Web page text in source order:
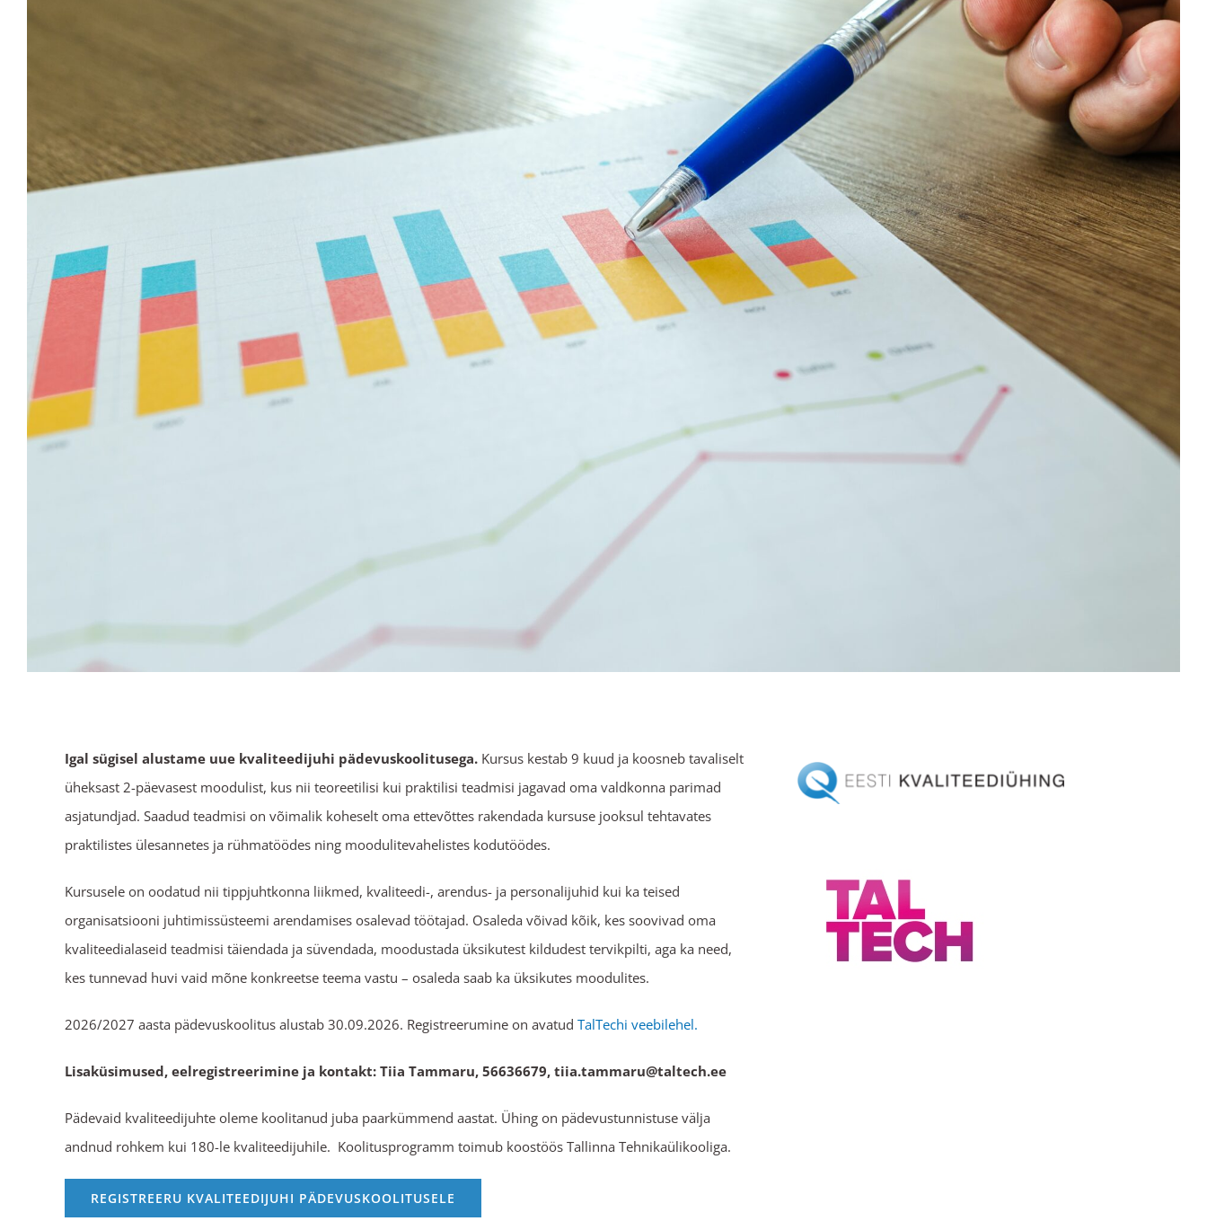
Igal sügisel alustame uue kvaliteedijuhi pädevuskoolitusega. Kursus kestab 9 kuud ja koosneb tavaliselt
üheksast 2-päevasest moodulist, kus nii teoreetilisi kui praktilisi teadmisi jagavad oma valdkonna parimad
asjatundjad. Saadud teadmisi on võimalik koheselt oma ettevõttes rakendada kursuse jooksul tehtavates
praktilistes ülesannetes ja rühmatöödes ning moodulitevahelistes kodutöödes.
Kursusele on oodatud nii tippjuhtkonna liikmed, kvaliteedi-, arendus- ja personalijuhid kui ka teised
organisatsiooni juhtimissüsteemi arendamises osalevad töötajad. Osaleda võivad kõik, kes soovivad oma
kvaliteedialaseid teadmisi täiendada ja süvendada, moodustada üksikutest kildudest tervikpilti, aga ka need,
kes tunnevad huvi vaid mõne konkreetse teema vastu – osaleda saab ka üksikutes moodulites.
2026/2027 aasta pädevuskoolitus alustab 30.09.2026. Registreerumine on avatud TalTechi veebilehel.
Lisaküsimused, eelregistreerimine ja kontakt: Tiia Tammaru, 56636679, tiia.tammaru@taltech.ee
Pädevaid kvaliteedijuhte oleme koolitanud juba paarkümmend aastat. Ühing on pädevustunnistuse välja
andnud rohkem kui 180-le kvaliteedijuhile. Koolitusprogramm toimub koostöös Tallinna Tehnikaülikooliga.
REGISTREERU KVALITEEDIJUHI PÄDEVUSKOOLITUSELE